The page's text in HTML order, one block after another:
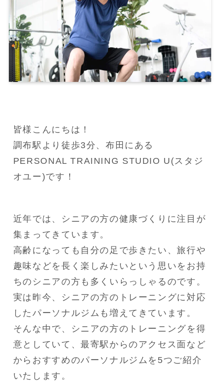
皆様こんにちは！
調布駅より徒歩3分、布田にある
PERSONAL TRAINING STUDIO U(スタジ
オユー)です！
近年では、シニアの方の健康づくりに注目が
集まってきています。
高齢になっても自分の足で歩きたい、旅行や
趣味などを長く楽しみたいという思いをお持
ちのシニアの方も多くいらっしゃるのです。
実は昨今、シニアの方のトレーニングに対応
したパーソナルジムも増えてきています。
そんな中で、シニアの方のトレーニングを得
意としていて、最寄駅からのアクセス面など
からおすすめのパーソナルジムを5つご紹介
いたします。